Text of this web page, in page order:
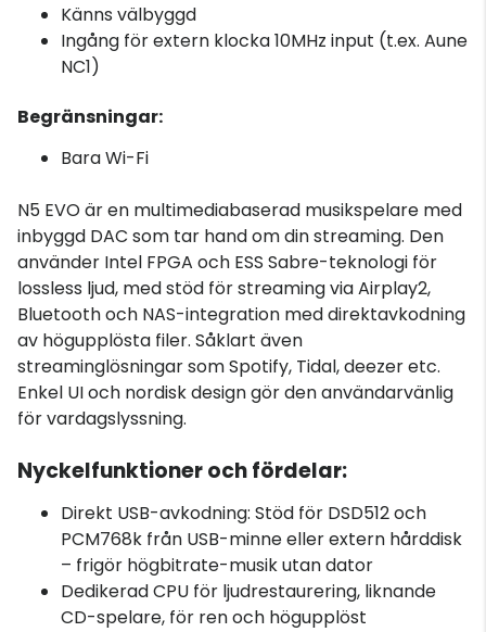
Känns välbyggd
Ingång för extern klocka 10MHz input (t.ex. Aune
NC1)
Begränsningar:
Bara Wi-Fi
N5 EVO är en multimediabaserad musikspelare med
inbyggd DAC som tar hand om din streaming. Den
använder Intel FPGA och ESS Sabre-teknologi för
lossless ljud, med stöd för streaming via Airplay2,
Bluetooth och NAS-integration med direktavkodning
av högupplösta filer. Såklart även
streaminglösningar som Spotify, Tidal, deezer etc.
Enkel UI och nordisk design gör den användarvänlig
för vardagslyssning.
Nyckelfunktioner och fördelar:
Direkt USB-avkodning: Stöd för DSD512 och
PCM768k från USB-minne eller extern hårddisk
– frigör högbitrate-musik utan dator
Dedikerad CPU för ljudrestaurering, liknande
CD-spelare, för ren och högupplöst